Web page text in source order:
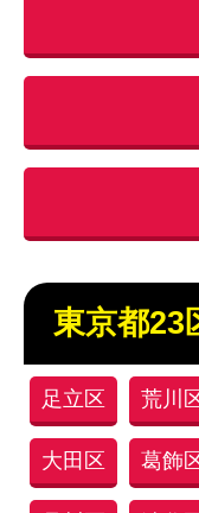
東京都23
足立区 荒川
大田区 葛飾